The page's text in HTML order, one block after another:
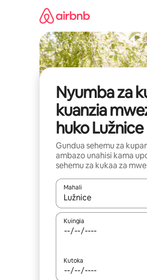
Nyumba za
kuanzia
huko Lužnice
Gundua sehemu za
ambazo unahisi kama
sehemu za kukaa za
Mahali
Wakati matokeo
Kuingia
Kutoka